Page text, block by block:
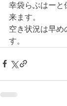
幸袋らぶはーと
来ます。
空き状況は早め
す。